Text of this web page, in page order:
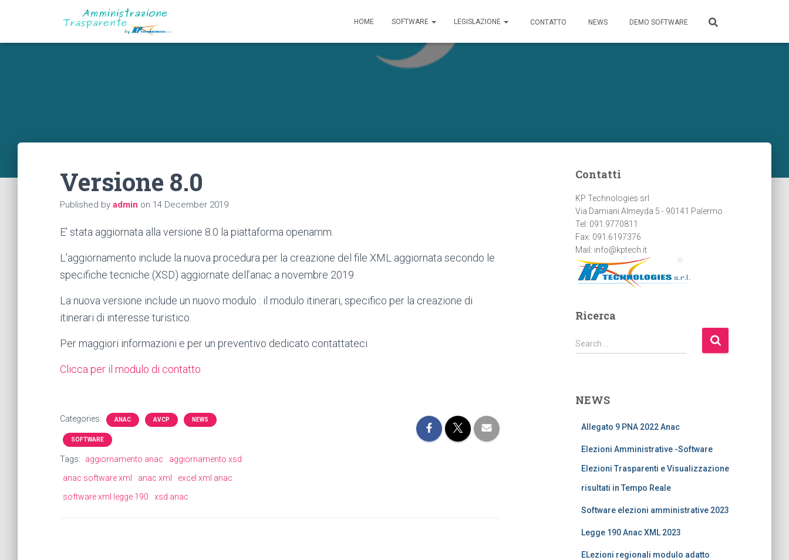
HOME SOFTWARE LEGISLAZIONE CONTATTO NEWS DEMO SOFTWARE
Versione 8.0
Published by admin on 14 December 2019
E’ stata aggiornata alla versione 8.0 la piattaforma openamm.
L’aggiornamento include la nuova procedura per la creazione del file XML aggiornata secondo le
specifiche tecniche (XSD) aggiornate dell’anac a novembre 2019.
La nuova versione include un nuovo modulo : il modulo itinerari, specifico per la creazione di
itinerari di interesse turistico.
Per maggiori informazioni e per un preventivo dedicato contattateci
Clicca per il modulo di contatto
Categories: ANAC AVCP NEWS
SOFTWARE
Tags: aggiornamento anac
aggiornamento xsd
anac software xml
anac xml
excel xml anac
software xml legge 190
xsd anac
Contatti
KP Technologies srl
Via Damiani Almeyda 5 - 90141 Palermo
Tel: 091.9770811
Fax: 091.6197376
Mail: info@kptech.it
Ricerca
S
e
h
Search …
NEWS
Allegato 9 PNA 2022 Anac
Elezioni Amministrative -Software
Elezioni Trasparenti e Visualizzazione
risultati in Tempo Reale
Software elezioni amministrative 2023
Legge 190 Anac XML 2023
ELezioni regionali modulo adatto